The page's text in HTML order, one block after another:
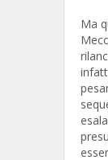
Ma